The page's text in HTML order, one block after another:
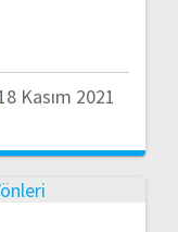
Kasım 2021